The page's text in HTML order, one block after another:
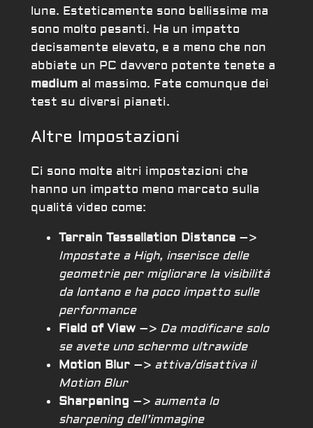
lune. Esteticamente sono bellissime ma
sono molto pesanti. Ha un impatto
decisamente elevato, e a meno che non
abbiate un PC davvero potente tenete a
mediumal massimo. Fate comunque dei
test su diversi pianeti.
Altre Impostazioni
Ci sono molte altri impostazioni che
hanno un impatto meno marcato sulla
qualitá video come:
Terrain Tessellation Distance–>
Impostate a High, inserisce delle
geometrie per migliorare la visibilitá
da lontano e ha poco impatto sulle
performance
Field of View–> Da modificare solo
se avete uno schermo ultrawide
Motion Blur–> attiva/disattiva il
Motion Blur
Sharpening –> aumenta lo
sharpening dell’immagine